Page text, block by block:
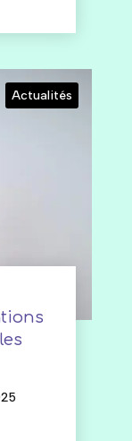
Actualités